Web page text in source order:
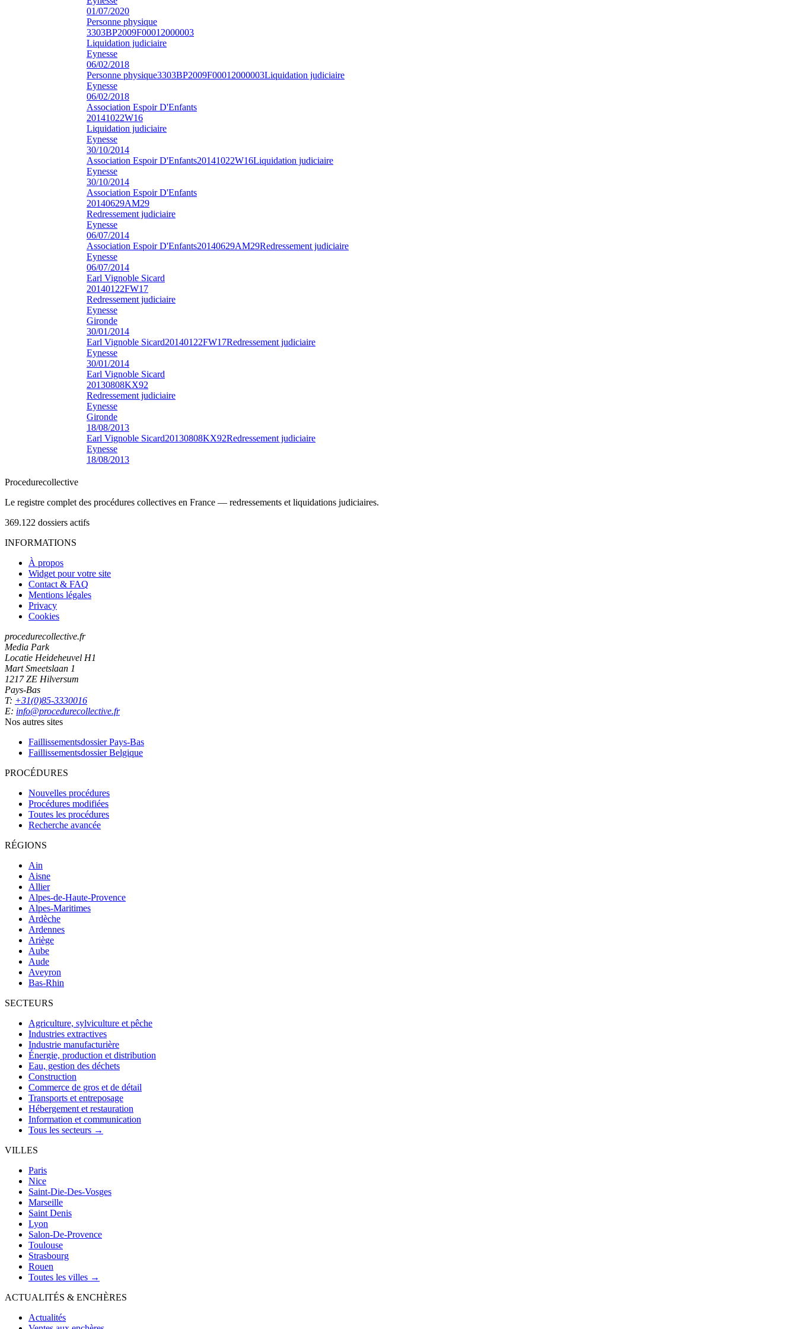
01/07/2020
Personne physique
3303BP2009F00012000003
Liquidation judiciaire
Eynesse
06/02/2018
Personne physique3303BP2009F00012000003Liquidation judiciaire
Eynesse
06/02/2018
Association Espoir D'Enfants
20141022W16
Liquidation judiciaire
Eynesse
30/10/2014
Association Espoir D'Enfants20141022W16Liquidation judiciaire
Eynesse
30/10/2014
Association Espoir D'Enfants
20140629AM29
Redressement judiciaire
Eynesse
06/07/2014
Association Espoir D'Enfants20140629AM29Redressement judiciaire
Eynesse
06/07/2014
Earl Vignoble Sicard
20140122FW17
Redressement judiciaire
Eynesse
Gironde
30/01/2014
Earl Vignoble Sicard20140122FW17Redressement judiciaire
Eynesse
30/01/2014
Earl Vignoble Sicard
20130808KX92
Redressement judiciaire
Eynesse
Gironde
18/08/2013
Earl Vignoble Sicard20130808KX92Redressement judiciaire
Eynesse
18/08/2013
Procedurecollective
Le registre complet des procédures collectives en France — redressements et liquidations judiciaires.
369.122 dossiers actifs
INFORMATIONS
À propos
Widget pour votre site
Contact & FAQ
Mentions légales
Privacy
Cookies
procedurecollective.fr
Media Park
Locatie Heideheuvel H1
Mart Smeetslaan 1
1217 ZE Hilversum
Pays-Bas
T: +31(0)85-3330016
E: info@procedurecollective.fr
Nos autres sites
Faillissementsdossier Pays-Bas
Faillissementsdossier Belgique
PROCÉDURES
Nouvelles procédures
Procédures modifiées
Toutes les procédures
Recherche avancée
RÉGIONS
Ain
Aisne
Allier
Alpes-de-Haute-Provence
Alpes-Maritimes
Ardèche
Ardennes
Ariège
Aube
Aude
Aveyron
Bas-Rhin
SECTEURS
Agriculture, sylviculture et pêche
Industries extractives
Industrie manufacturière
Énergie, production et distribution
Eau, gestion des déchets
Construction
Commerce de gros et de détail
Transports et entreposage
Hébergement et restauration
Information et communication
Tous les secteurs →
VILLES
Paris
Nice
Saint-Die-Des-Vosges
Marseille
Saint Denis
Lyon
Salon-De-Provence
Toulouse
Strasbourg
Rouen
Toutes les villes →
ACTUALITÉS & ENCHÈRES
Actualités